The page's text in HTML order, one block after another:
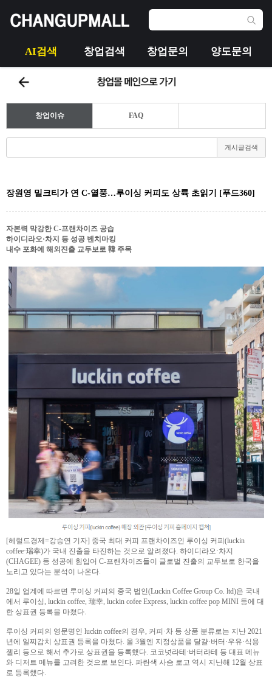
AI검색 창업검색 창업문의 양도문의
창업이슈 FAQ
게시글검색
장원영 밀크티가 연 C-열풍…루이싱 커피도 상륙 초읽기 [푸드360]
자본력 막강한 C-프랜차이즈 공습
하이디라오·차지 등 성공 벤치마킹
내수 포화에 해외진출 교두보로 韓 주목
[헤럴드경제=강승연 기자] 중국 최대 커피 프랜차이즈인 루이싱 커피(luckin
coffee·瑞幸)가 국내 진출을 타진하는 것으로 알려졌다. 하이디라오·차지
(CHAGEE) 등 성공에 힘입어 C-프랜차이즈들이 글로벌 진출의 교두보로 한국을
노리고 있다는 분석이 나온다.
28일 업계에 따르면 루이싱 커피의 중국 법인(Luckin Coffee Group Co. ltd)은 국내
에서 루이싱, luckin coffee, 瑞幸, luckin cofee Express, luckin coffee pop MINI 등에 대
한 상표권 등록을 마쳤다.
루이싱 커피의 영문명인 luckin coffee의 경우, 커피·차 등 상품 분류로는 지난 2021
년에 일찌감치 상표권 등록을 마쳤다. 올 3월엔 지정상품을 달걀·버터·우유·식용
젤리 등으로 해서 추가로 상표권을 등록했다. 코코넛라테·버터라테 등 대표 메뉴
와 디저트 메뉴를 고려한 것으로 보인다. 파란색 사슴 로고 역시 지난해 12월 상표
로 등록했다.